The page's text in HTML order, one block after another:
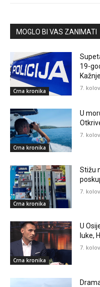
MOGLO BI VAS ZANIMATI
Crna kronika
19-
7.
Crna kronika
U
7.
Crna kronika
Stižu
7.
Crna kronika
U
luke,
7.